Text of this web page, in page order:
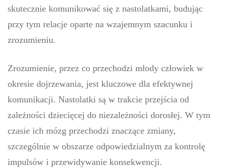
skutecznie komunikować się z nastolatkami, budując
przy tym relacje oparte na wzajemnym szacunku i
zrozumieniu.
Zrozumienie, przez co przechodzi młody człowiek w
okresie dojrzewania, jest kluczowe dla efektywnej
komunikacji. Nastolatki są w trakcie przejścia od
zależności dziecięcej do niezależności dorosłej. W tym
czasie ich mózg przechodzi znaczące zmiany,
szczególnie w obszarze odpowiedzialnym za kontrolę
impulsów i przewidywanie konsekwencji.